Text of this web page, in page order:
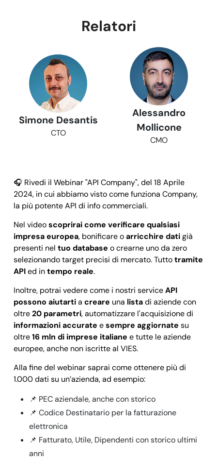
Relatori
Simone Desantis
CTO
Alessandro
Mollicone
CMO
🎧 Rivedi il Webinar "API Company", del 18 Aprile
2024, in cui abbiamo visto come funziona Company,
la più potente API di info commerciali.
Nel videoscoprirai come verificare qualsiasi
impresa europea, bonificare oarricchire datigià
presenti nel tuo database o crearne uno da zero
selezionando target precisi di mercato. Tuttotramite
APIed intempo reale.
Inoltre, potrai vedere come i nostri serviceAPI
possono aiutartia creare una listadi aziende con
oltre20 parametri, automatizzare l'acquisizione di
informazioni accurate esempre aggiornate su
oltre16 mln di imprese italiane e tutte le aziende
europee, anche non iscritte al VIES.
Alla fine del webinar saprai come ottenere più di
1.000 dati su un’azienda, ad esempio:
📌 PEC aziendale, anche con storico
📌 Codice Destinatario per la fatturazione
elettronica
📌 Fatturato, Utile, Dipendenti con storico ultimi
anni